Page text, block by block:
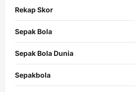
Rekap Skor
Sepak Bola
Sepak Bola Dunia
Sepakbola